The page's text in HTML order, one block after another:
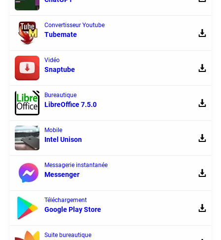
Convertisseur Youtube
Tubemate
Vidéo
Snaptube
Bureautique
LibreOffice 7.5.0
Mobile
Intel Unison
Messagerie instantanée
Messenger
Téléchargement
Google Play Store
Suite bureautique